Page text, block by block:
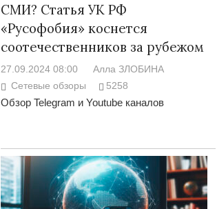
СМИ? Статья УК РФ
«Русофобия» коснется
соотечественников за рубежом
27.09.2024 08:00
Алла ЗЛОБИНА
Сетевые обзоры
5258
Обзор Telegram и Youtube каналов